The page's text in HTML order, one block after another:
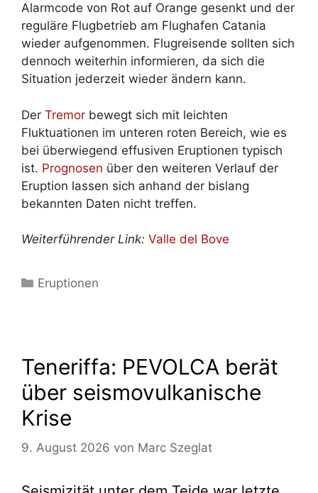
Alarmcode von Rot auf Orange gesenkt und der
reguläre Flugbetrieb am Flughafen Catania
wieder aufgenommen. Flugreisende sollten sich
dennoch weiterhin informieren, da sich die
Situation jederzeit wieder ändern kann.
Der Tremor bewegt sich mit leichten
Fluktuationen im unteren roten Bereich, wie es
bei überwiegend effusiven Eruptionen typisch
ist. Prognosen über den weiteren Verlauf der
Eruption lassen sich anhand der bislang
bekannten Daten nicht treffen.
Weiterführender Link: Valle del Bove
Kategorien
Eruptionen
Teneriffa: PEVOLCA berät
über seismovulkanische
Krise
9. August 2026 von Marc Szeglat